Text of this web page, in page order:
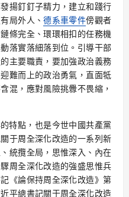
揚釘釘子精力，建立和踐行
局外人、德系車零件傍觀者
條完全、環環相扣的任務機
落實落細落到位。引導干部
主要職責，要加強政治義務
難而上的政治勇氣，直面牴
混，應對風險挑釁不畏縮，
特點，也是今世中國共產黨
于周全深化改造的一系列新
統攬全局，思惟深入、內在
周全深化改造的強盛思惟兵
《論保持周全深化改造》第
平總書記關于周全深化改造